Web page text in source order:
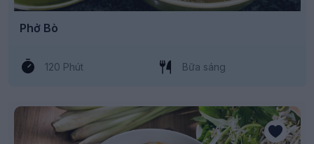
Phở Bò
120 Phút Bữa sáng